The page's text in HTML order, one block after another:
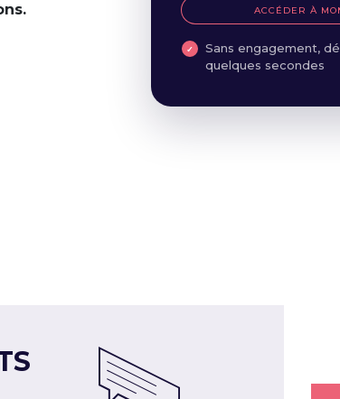
ACCÉDER À
Sans engagement,
quelques secondes